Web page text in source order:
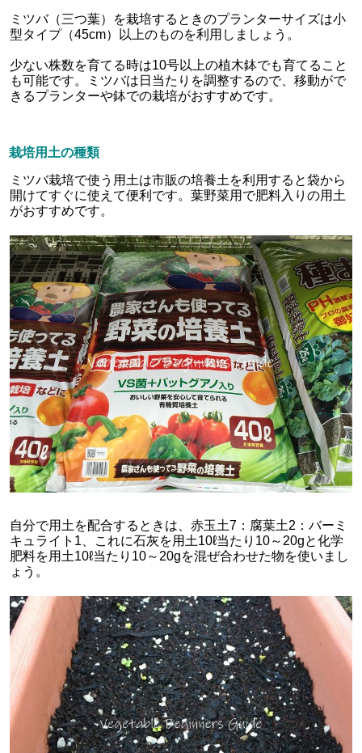
ミツバ（三つ葉）を栽培するときのプランターサイズは小
型タイプ（45cm）以上のものを利用しましょう。
少ない株数を育てる時は10号以上の植木鉢でも育てること
も可能です。ミツバは日当たりを調整するので、移動がで
きるプランターや鉢での栽培がおすすめです。
栽培用土の種類
ミツバ栽培で使う用土は市販の培養土を利用すると袋から
開けてすぐに使えて便利です。葉野菜用で肥料入りの用土
がおすすめです。
自分で用土を配合するときは、赤玉土7：腐葉土2：バーミ
キュライト1、これに石灰を用土10ℓ当たり10～20gと化学
肥料を用土10ℓ当たり10～20gを混ぜ合わせた物を使いまし
ょう。